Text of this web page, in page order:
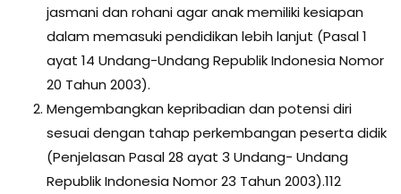
jasmani dan rohani agar anak memiliki kesiapan
dalam memasuki pendidikan lebih lanjut (Pasal 1
ayat 14 Undang-Undang Republik Indonesia Nomor
20 Tahun 2003).
Mengembangkan kepribadian dan potensi diri
sesuai dengan tahap perkembangan peserta didik
(Penjelasan Pasal 28 ayat 3 Undang- Undang
Republik Indonesia Nomor 23 Tahun 2003).112